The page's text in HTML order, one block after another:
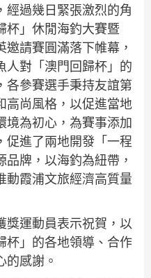
經過幾日緊張激烈的角
杯」休閒海釣大賽暨
邀請賽圓滿落下帷幕，
人對「澳門回歸杯」的
各參賽選手秉持友誼第
高尚風格，以促進當地
境為初心，為賽事添加
促進了兩地開發「一程
牌，以海釣為紐帶，
動霞浦文旅經濟高質量
獎運動員表示祝賀，以
杯」的各地領導、合作
的感謝。